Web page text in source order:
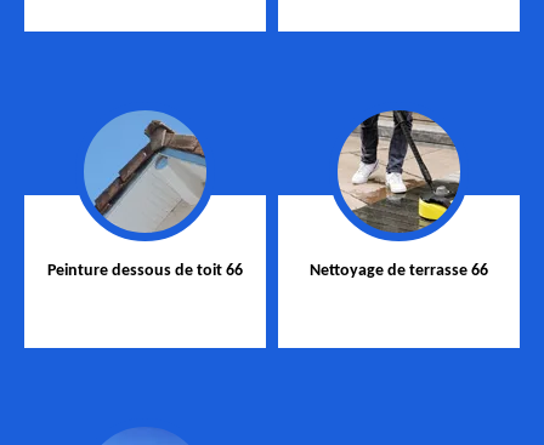
Peinture dessous de toit 66 Nettoyage de terrasse 66